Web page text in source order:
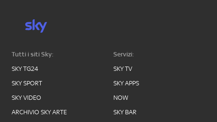
Tutti i siti Sky:
SKY TG24
SKY SPORT
SKY VIDEO
ARCHIVIO SKY ARTE
Servizi:
SKY TV
SKY APPS
NOW
SKY BAR